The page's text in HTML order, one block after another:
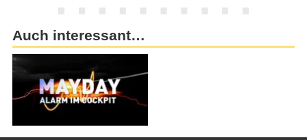
Auch interessant…